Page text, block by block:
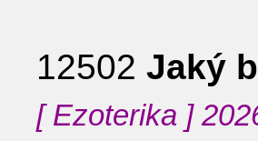
12502 Jaký
[ Ezoterika ]